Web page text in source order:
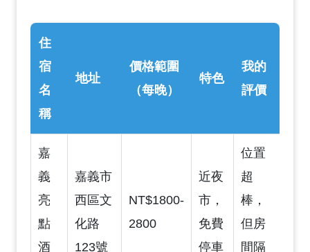
住
宿
名
稱
地址
價格範圍
（每晚）
特色
我的
評價
嘉
義
亮
點
酒
嘉義市
西區文
化路
123號
NT$1800-
2800
近夜
市，
免費
停車
位置
超
棒，
但房
間隔